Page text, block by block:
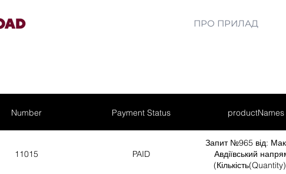
ПРО ПРИЛАД
Number Payment Status productNames
11015 PAID
Запит №965 від:
Авдіївський